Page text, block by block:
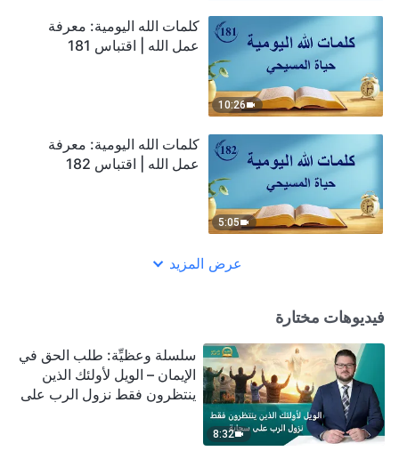
10:26
كلمات الله اليومية: معرفة
عمل الله | اقتباس 181
5:05
كلمات الله اليومية: معرفة
عمل الله | اقتباس 182
عرض المزيد
فيديوهات مختارة
8:32
سلسلة وعظيِّة: طلب الحق في
الإيمان – الويل لأولئك الذين
ينتظرون فقط نزول الرب على